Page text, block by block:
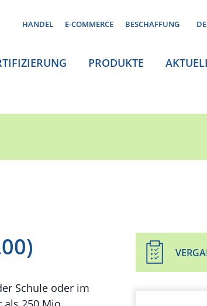
HANDEL E-COMMERCE BESCHAFFUNG DE
PRODUKTE
Schule oder im